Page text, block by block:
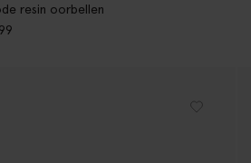
resin oorbellen